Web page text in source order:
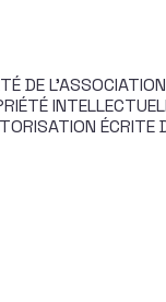
DE
ÉCRITE